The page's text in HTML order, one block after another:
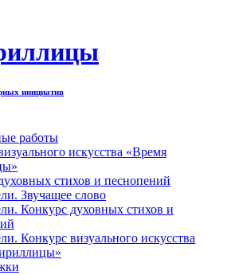
инициатив
работы
искусства «Время
стихов и песнопений
Звучащее слово
Конкурс духовных стихов и
Конкурс визуального искусства